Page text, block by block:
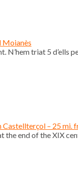
Moianès
N’hem triat 5 d’ells
Castellterçol – 25 mi.
the end of the XIX